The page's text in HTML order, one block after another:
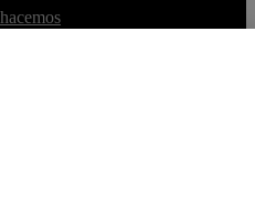
Barcelona